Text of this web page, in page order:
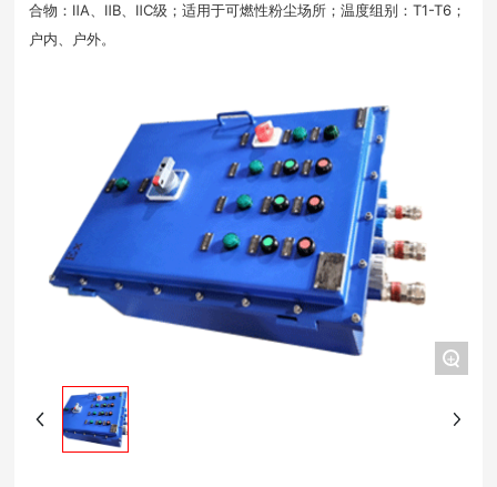
防爆空调
项目案例
关于我们
合物：ⅡA、ⅡB、ⅡC级；适用于可燃性粉尘场所；温度组别：T1-T6；
户内、户外。
+